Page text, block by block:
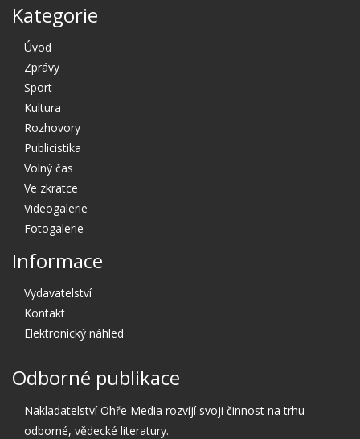
Kategorie
Úvod
Zprávy
Sport
Kultura
Rozhovory
Publicistika
Volný čas
Ve zkratce
Videogalerie
Fotogalerie
Informace
Vydavatelství
Kontakt
Elektronický náhled
Odborné publikace
Nakladatelství Ohře Media rozvíjí svoji činnost na trhu
odborné, vědecké literatury.